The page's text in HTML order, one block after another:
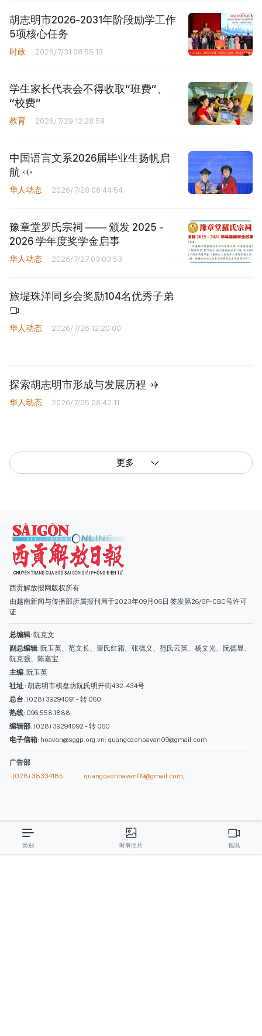
胡志明市2026-2031年阶段励学工作
5项核心任务
时政 2026/7/31 08:55:13
学生家长代表会不得收取“班费”、
“校费”
教育 2026/7/29 12:28:59
中国语言文系2026届毕业生扬帆启
航
华人动态 2026/7/28 06:44:54
豫章堂罗氏宗祠 —— 颁发 2025 -
2026 学年度奖学金启事
华人动态 2026/7/27 03:03:53
旅堤珠洋同乡会奖励104名优秀子弟
华人动态 2026/7/26 12:20:00
探索胡志明市形成与发展历程
华人动态 2026/7/25 08:42:11
更多
西贡解放报网版权所有
由越南新闻与传播部所属报刊局于2023年09月06日 签发第26/GP-CBC号许可
证
总编辑: 阮克文
副总编辑: 阮玉英、范文长、裴氏红霜、张德义、范氏云英、杨文光、阮德显、
阮克强、陈嘉宝
主编: 阮玉英
社址 : 胡志明市棋盘坊阮氏明开街432-434号
总台: (028) 39294091 - 转 060
热线: 096.558.1888
编辑部: (028) 39294092 - 转 060
电子信箱: hoavan@sggp.org.vn; quangcaohoavan09@gmail.com
广告部
(028) 38334185
quangcaohoavan09@gmail.com;
类别 时事照片 视讯